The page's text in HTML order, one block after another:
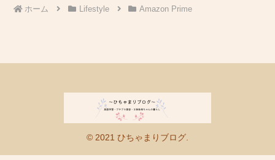
ホーム Lifestyle Amazon Prime
© 2021 ひちゃまりブログ.